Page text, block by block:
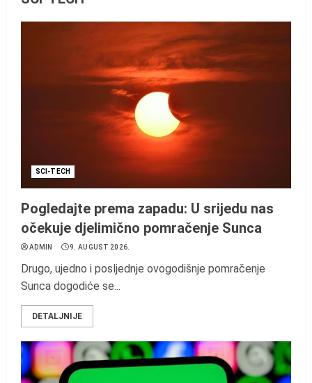
SCI-TECH
Pogledajte prema zapadu: U srijedu nas
očekuje djelimično pomračenje Sunca
ADMIN 9. AUGUST 2026.
Drugo, ujedno i posljednje ovogodišnje pomračenje
Sunca dogodiće se...
DETALJNIJE